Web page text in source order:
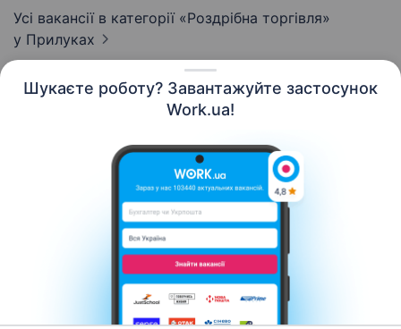
Шукаєте роботу? Завантажуйте застосунок
Work.ua!
Усі вакансії в категорії «Роздрібна торгівля»
у Прилуках
Контакти Про нас
Кар’єра
Допомога Умови використання